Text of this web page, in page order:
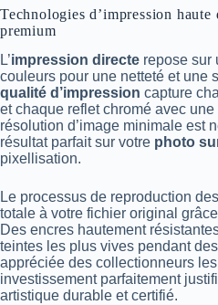
Technologies d’impression
premium
L’impression directe repose sur
couleurs pour une netteté et une
qualité d’impression capture
et chaque reflet chromé avec
résolution d’image minimale est
résultat parfait sur votre photo
pixellisation.
Le processus de reproduction
totale à votre fichier original
Des encres hautement
teintes les plus vives pendant
appréciée des collectionneurs
investissement parfaitement
artistique durable et certifié.